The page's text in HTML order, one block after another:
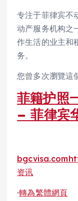
专注于菲律宾不
动产服务机构之
作生活的业主和
务。
您曾多次瀏覽這
菲籍护照
– 菲律宾
bgcvisa.com
资讯
·轉為繁體網頁